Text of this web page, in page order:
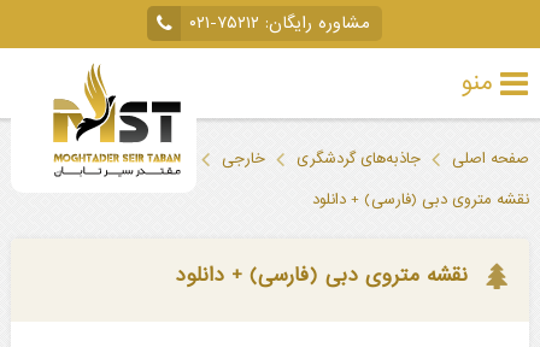
مشاوره رایگان: ۰۲۱-۷۵۲۱۲
منو
داخلی
صفحه اصلی جاذبه‌های گردشگری خارجی
دبی
نقشه متروی دبی (فارسی) + دانلود
نقشه متروی دبی (فارسی) + دانلود